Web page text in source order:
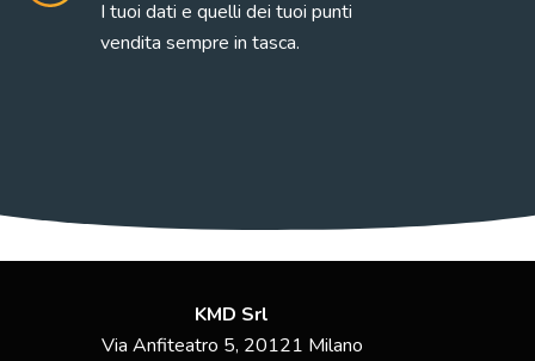
I tuoi dati e quelli dei tuoi punti
vendita sempre in tasca.
KMD Srl
Via Anfiteatro 5, 20121 Milano